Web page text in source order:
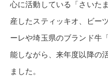
心に活動している「さいた
産したスティッキオ、ビー
ーレや埼玉県のブランド牛
能しながら、来年度以降の
ました。